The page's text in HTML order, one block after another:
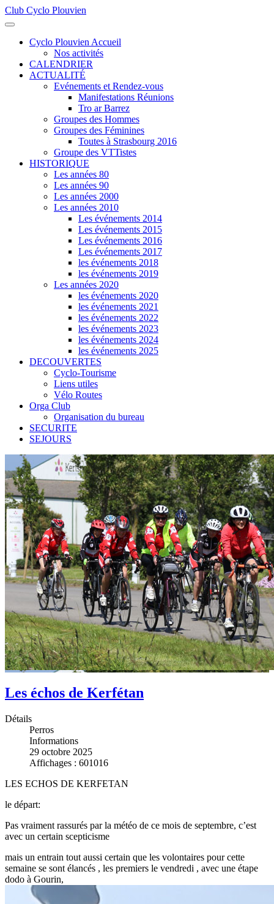
Club Cyclo Plouvien
Cyclo Plouvien Accueil
Nos activités
CALENDRIER
ACTUALITÉ
Evénements et Rendez-vous
Manifestations Réunions
Tro ar Barrez
Groupes des Hommes
Groupes des Féminines
Toutes à Strasbourg 2016
Groupe des VTTistes
HISTORIQUE
Les années 80
Les années 90
Les années 2000
Les années 2010
Les événements 2014
Les événements 2015
Les événements 2016
Les événements 2017
les événements 2018
les événements 2019
Les années 2020
les événements 2020
les événements 2021
les événements 2022
les événements 2023
les événements 2024
les événements 2025
DECOUVERTES
Cyclo-Tourisme
Liens utiles
Vélo Routes
Orga Club
Organisation du bureau
SECURITE
SEJOURS
Les échos de Kerfétan
Détails
Perros
Informations
29 octobre 2025
Affichages : 601016
LES ECHOS DE KERFETAN
le départ:
Pas vraiment rassurés par la météo de ce mois de septembre, c’est
avec un certain scepticisme
mais un entrain tout aussi certain que les volontaires pour cette
semaine se sont élancés , les premiers le vendredi , avec une étape
dodo à Gourin,
précédente
précédent
suivante
suivant